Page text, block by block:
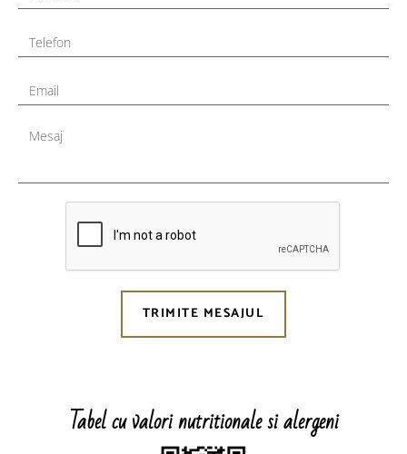
Telefon
Email
Mesaj
TRIMITE MESAJUL
Tabel cu valori nutritionale si alergeni